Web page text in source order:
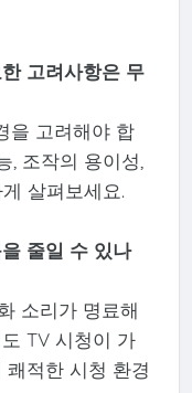
고려사항은 무
을 고려해야 합
, 조작의 용이성,
살펴보세요.
줄일 수 있나
소리가 명료해
TV 시청이 가
쾌적한 시청 환경